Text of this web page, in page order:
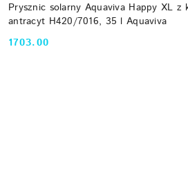
Prysznic solarny Aquaviva Happy XL z
antracyt H420/7016, 35 l Aquaviva
Cena:
1703.00